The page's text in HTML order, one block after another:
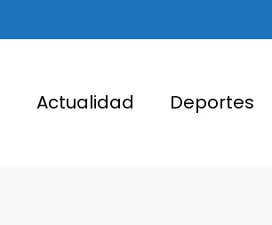
Actualidad Deportes